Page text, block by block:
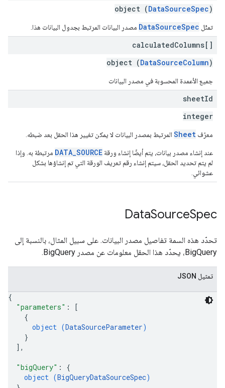
object (DataSourceSpec)
تمثّل DataSourceSpec مصدر البيانات المرتبط بجدول البيانات هذا.
calculatedColumns[]
object (DataSourceColumn)
جميع الأعمدة المحسوبة في مصدر البيانات
sheetId
integer
معرّف Sheet المرتبط بمصدر البيانات لا يمكن تغيير هذا الحقل بعد ضبطه.
عند إنشاء مصدر بيانات، يتم أيضًا إنشاء ورقة DATA_SOURCE مرتبطة به. وإذا
لم يتم تحديد الحقل، سيتم إنشاء رقم تعريف الورقة التي تم إنشاؤها بشكل
عشوائي.
DataSourceSpec
تحدّد هذه السمة تفاصيل مصدر البيانات. على سبيل المثال، بالنسبة إلى
BigQuery، يحدّد هذا الحقل معلومات عن مصدر BigQuery.
تمثيل JSON
{
"parameters" :
[
{
object (DataSourceParameter)
}
] ,
"bigQuery" : {
object (BigQueryDataSourceSpec)